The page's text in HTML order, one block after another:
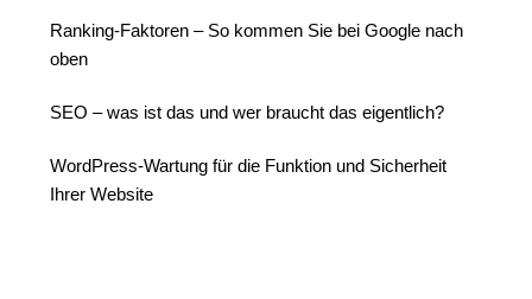
Ranking-Faktoren – So kommen Sie bei Google nach
oben
SEO – was ist das und wer braucht das eigentlich?
WordPress-Wartung für die Funktion und Sicherheit
Ihrer Website